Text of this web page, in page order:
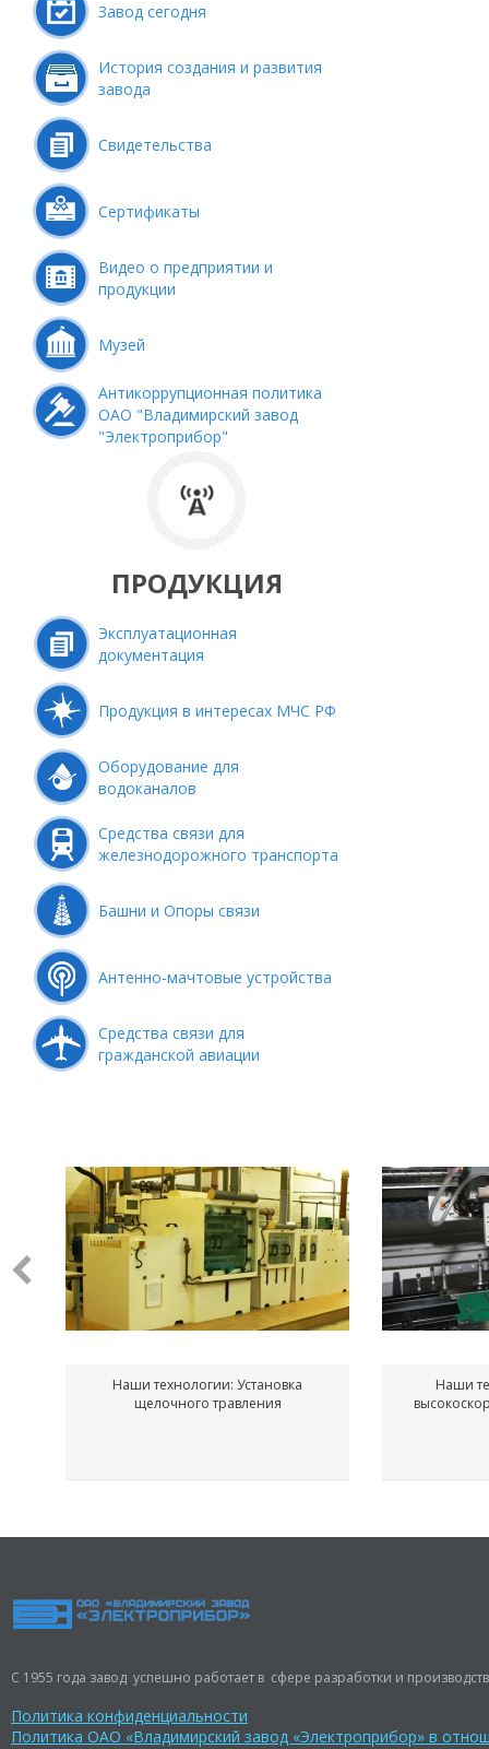
Завод сегодня
История создания и развития
завода
Свидетельства
Сертификаты
Видео о предприятии и
продукции
Музей
Антикоррупционная политика
ОАО "Владимирский завод
"Электроприбор"
ПРОДУКЦИЯ
Эксплуатационная
документация
Продукция в интересах МЧС РФ
Оборудование для
водоканалов
Средства связи для
железнодорожного транспорта
Башни и Опоры связи
Антенно-мачтовые устройства
Средства связи для
гражданской авиации
Наши технологии: Установка
щелочного травления
Наши
С 1955 года завод успешно работает в сфере разработки и
Политика конфиденциальности
Политика ОАО «Владимирский завод «Электроприбор» в